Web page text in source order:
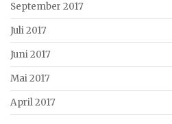
September 2017
Juli 2017
Juni 2017
Mai 2017
April 2017